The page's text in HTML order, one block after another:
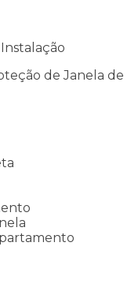
de Janela de